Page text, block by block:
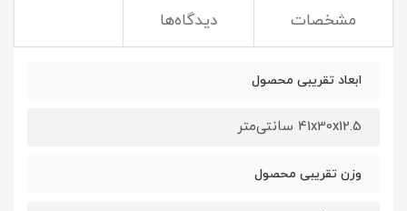
مشخصات دیدگاه‌ها
ابعاد تقریبی محصول
41x30x12.5 سانتی‌متر
وزن تقریبی محصول